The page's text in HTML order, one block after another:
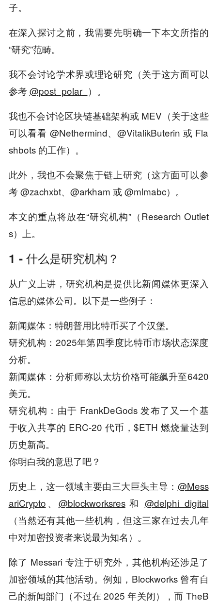
子。
在深入探讨之前，我需要先明确一下本文所指的
“研究”范畴。
我不会讨论学术界或理论研究（关于这方面可以
参考@post_polar_ ）。
我也不会讨论区块链基础架构或 MEV（关于这些
可以看看 @Nethermind、@VitalikButerin 或 Fla
shbots 的工作）。
此外，我也不会聚焦于链上研究（这方面可以参
考 @zachxbt、@arkham 或 @mlmabc）。
本文的重点将放在“研究机构”（Research Outlet
s）上。
1 - 什么是研究机构？
从广义上讲，研究机构是提供比新闻媒体更深入
信息的媒体公司。以下是一些例子：
新闻媒体：特朗普用比特币买了个汉堡。
研究机构：2025年第四季度比特币市场状态深度
分析。
新闻媒体：分析师称以太坊价格可能飙升至6420
美元。
研究机构：由于 FrankDeGods 发布了又一个基
于收入共享的 ERC-20 代币，$ETH 燃烧量达到
历史新高。
你明白我的意思了吧？
历史上，这一领域主要由三大巨头主导： @Mess
ariCrypto 、 @blockworksres和 @delphi_digital
（当然还有其他一些机构，但这三家在过去几年
中对加密投资者来说最为知名）。
除了 Messari 专注于研究外，其他机构还涉足了
加密领域的其他活动。例如，Blockworks 曾有自
己的新闻部门（不过在 2025 年关闭），而 TheB